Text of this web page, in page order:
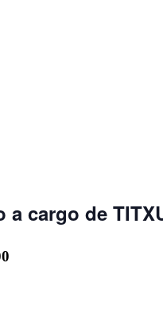
cargo de